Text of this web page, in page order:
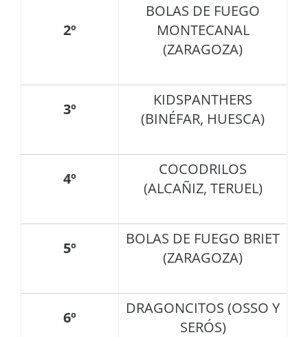
2º
BOLAS DE FUEGO
MONTECANAL
(ZARAGOZA)
3º
KIDSPANTHERS
(BINÉFAR, HUESCA)
4º
COCODRILOS
(ALCAÑIZ, TERUEL)
5º
BOLAS DE FUEGO BRIET
(ZARAGOZA)
6º
DRAGONCITOS (OSSO Y
SERÓS)